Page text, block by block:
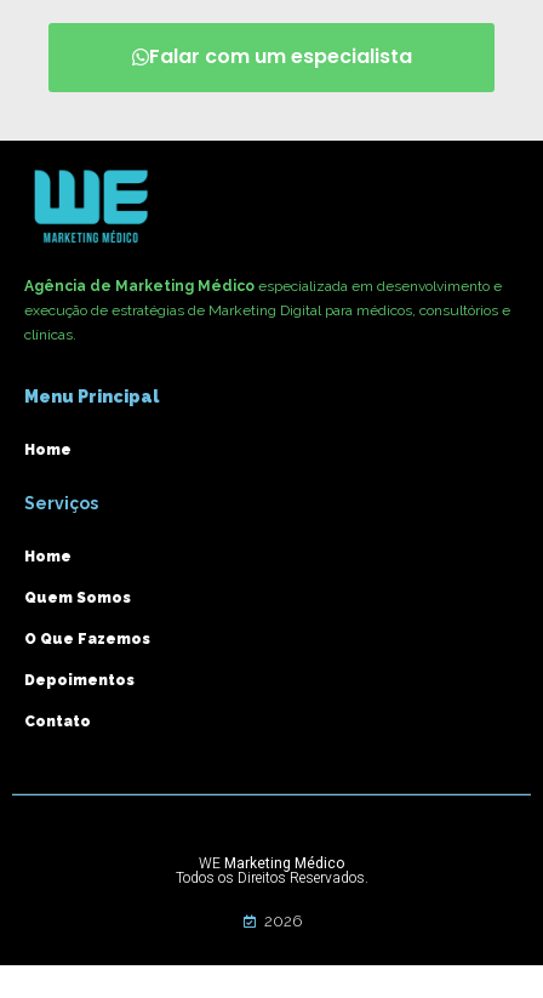
Falar com um especialista
Agência de Marketing Médico especializada em desenvolvimento e
execução de estratégias de Marketing Digital para médicos, consultórios e
clínicas.
Menu Principal
Home
Serviços
Home
Quem Somos
O Que Fazemos
Depoimentos
Contato
WEMarketing Médico
Todos os Direitos Reservados.
2026